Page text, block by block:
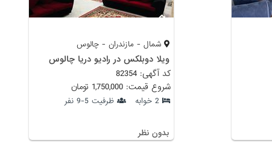
شمال - مازندران - چالوس
ویلا دوبلکس در رادیو دریا چالوس
کد آگهی: 82354
شروع قیمت: 1,750,000 تومان
2 خوابه ظرفیت 5-9 نفر
بدون نظر